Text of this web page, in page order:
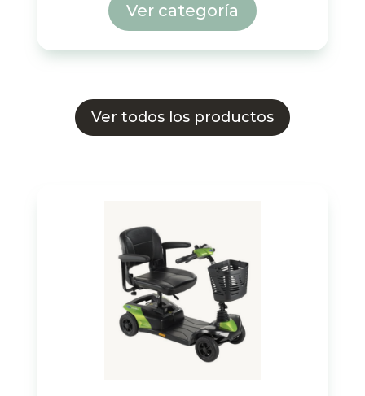
Ver categoría
Ver todos los productos